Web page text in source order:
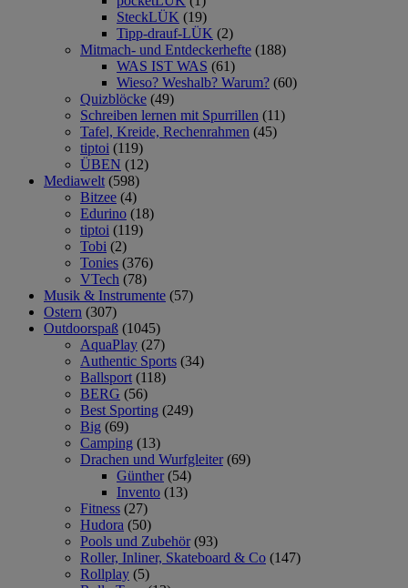
SteckLÜK (19)
Tipp-drauf-LÜK (2)
Mitmach- und Entdeckerhefte (188)
WAS IST WAS (61)
Wieso? Weshalb? Warum? (60)
Quizblöcke (49)
Schreiben lernen mit Spurrillen (11)
Tafel, Kreide, Rechenrahmen (45)
tiptoi (119)
ÜBEN (12)
Mediawelt (598)
Bitzee (4)
Edurino (18)
tiptoi (119)
Tobi (2)
Tonies (376)
VTech (78)
Musik & Instrumente (57)
Ostern (307)
Outdoorspaß (1045)
AquaPlay (27)
Authentic Sports (34)
Ballsport (118)
BERG (56)
Best Sporting (249)
Big (69)
Camping (13)
Drachen und Wurfgleiter (69)
Günther (54)
Invento (13)
Fitness (27)
Hudora (50)
Pools und Zubehör (93)
Roller, Inliner, Skateboard & Co (147)
Rollplay (5)